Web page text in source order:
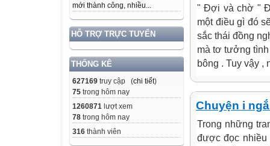
mới thành công, nhiều...
HỖ TRỢ TRỰC TUYẾN
THỐNG KÊ
627169 truy cập (chi tiết)
75 trong hôm nay
1260871 lượt xem
78 trong hôm nay
316 thành viên
" Đợi và chờ "
một điều gì đó
sắc thái đồng
mà tơ tưởng
bông . Tuy vậy ,
Chuyện i
Trong những
được đọc nhiều